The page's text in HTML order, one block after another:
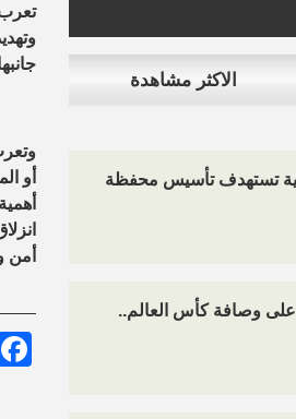
الاكثر مشاهدة
تستهدف تأسيس محفظة
على وصافة كأس العالم..
تعرب
أو
أمن